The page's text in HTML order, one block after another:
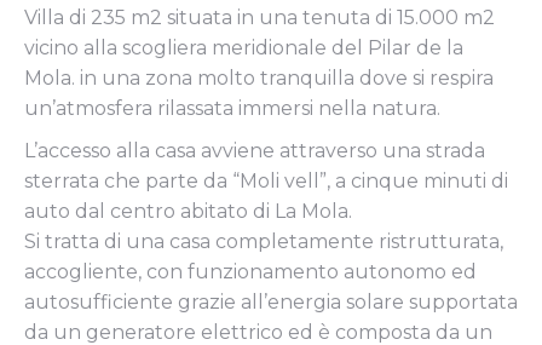
Villa di 235 m2 situata in una tenuta di 15.000 m2
vicino alla scogliera meridionale del Pilar de la
Mola. in una zona molto tranquilla dove si respira
un’atmosfera rilassata immersi nella natura.
L’accesso alla casa avviene attraverso una strada
sterrata che parte da “Moli vell”, a cinque minuti di
auto dal centro abitato di La Mola.
Si tratta di una casa completamente ristrutturata,
accogliente, con funzionamento autonomo ed
autosufficiente grazie all’energia solare supportata
da un generatore elettrico ed è composta da un